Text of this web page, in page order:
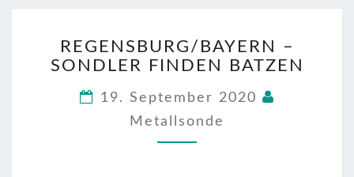
–
SONDLER
BATZEN
REGENSBURG/BAYERN –
SONDLER FINDEN BATZEN
19. September 2020
Metallsonde